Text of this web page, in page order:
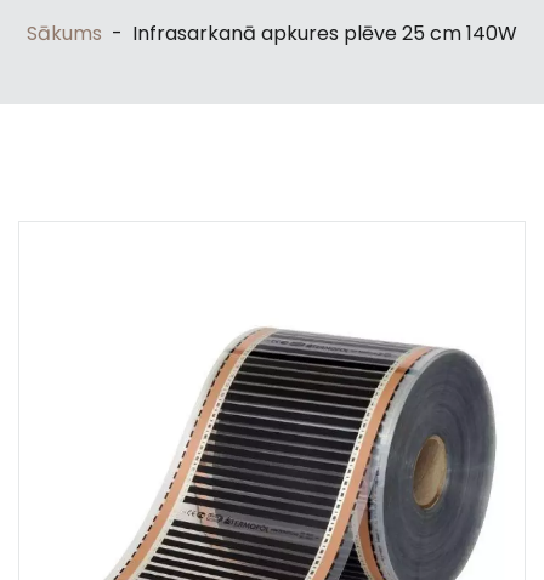
Sākums - Infrasarkanā apkures plēve 25 cm 140W